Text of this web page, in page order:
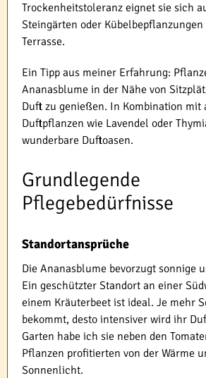
Trockenheitstoleranz eignet sie sich
Steingärten oder
Terrasse.
Ein Tipp aus meiner Erfahrung:
Ananasblume in der Nähe von
Duft zu genießen. In Kombination mit
Duftpflanzen wie Lavendel oder
wunderbare Duftoasen.
Grundlegende
Pflegebedürfnisse
Standortansprüche
Die Ananasblume bevorzugt sonnige
Ein geschützter Standort an einer
einem Kräuterbeet ist ideal. Je mehr
bekommt, desto intensiver wird ihr
Garten habe ich sie neben den
Pflanzen profitierten von der Wärme
Sonnenlicht.